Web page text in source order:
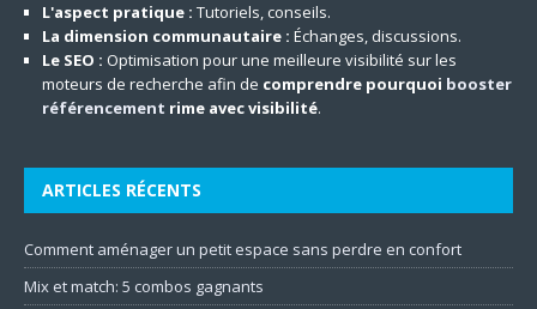
L'aspect pratique : Tutoriels, conseils.
La dimension communautaire : Échanges, discussions.
Le SEO : Optimisation pour une meilleure visibilité sur les
moteurs de recherche afin de comprendre pourquoi booster
référencement rime avec visibilité.
ARTICLES RÉCENTS
Comment aménager un petit espace sans perdre en confort
Mix et match: 5 combos gagnants